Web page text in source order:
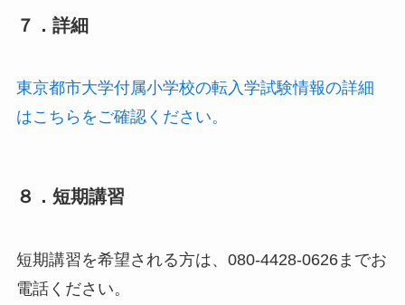
７．詳細
東京都市大学付属小学校の転入学試験情報の詳細
はこちらをご確認ください。
８．短期講習
短期講習を希望される方は、080-4428-0626までお
電話ください。